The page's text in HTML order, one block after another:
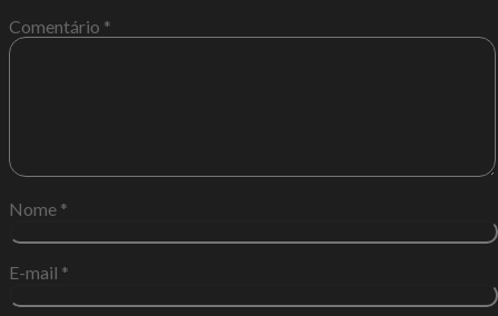
Comentário *
Nome *
E-mail *